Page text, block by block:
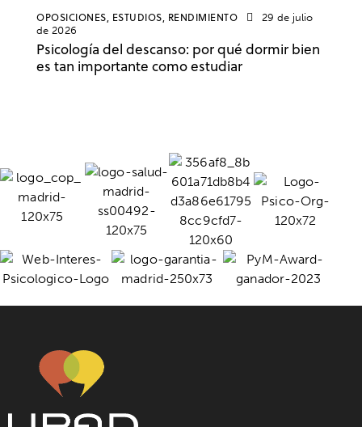
OPOSICIONES, ESTUDIOS, RENDIMIENTO
29 de julio
de 2026
Psicología del descanso: por qué dormir bien
es tan importante como estudiar